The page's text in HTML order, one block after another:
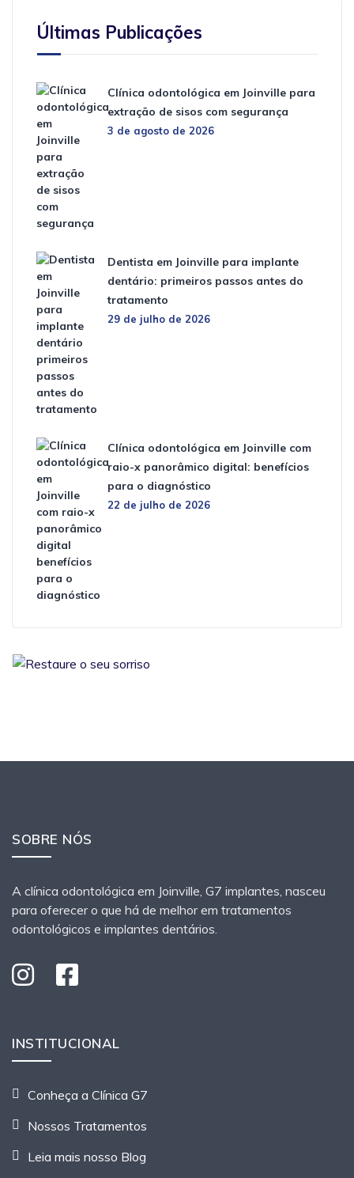
Últimas Publicações
Clínica odontológica em Joinville para
extração de sisos com segurança
3 de agosto de 2026
Dentista em Joinville para implante
dentário: primeiros passos antes do
tratamento
29 de julho de 2026
Clínica odontológica em Joinville com
raio-x panorâmico digital: benefícios
para o diagnóstico
22 de julho de 2026
SOBRE NÓS
A clínica odontológica em Joinville, G7 implantes, nasceu
para oferecer o que há de melhor em tratamentos
odontológicos e implantes dentários.
INSTITUCIONAL
Conheça a Clínica G7
Nossos Tratamentos
Leia mais nosso Blog